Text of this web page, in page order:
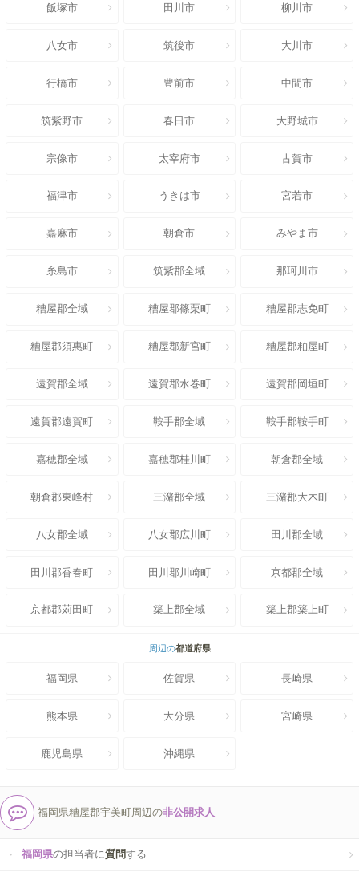
飯塚市 田川市 柳川市
八女市 筑後市 大川市
行橋市 豊前市 中間市
筑紫野市 春日市 大野城市
宗像市 太宰府市 古賀市
福津市 うきは市 宮若市
嘉麻市 朝倉市 みやま市
糸島市 筑紫郡全域 那珂川市
糟屋郡全域 糟屋郡篠栗町 糟屋郡志免町
糟屋郡須惠町 糟屋郡新宮町 糟屋郡粕屋町
遠賀郡全域 遠賀郡水巻町 遠賀郡岡垣町
遠賀郡遠賀町 鞍手郡全域 鞍手郡鞍手町
嘉穂郡全域 嘉穂郡桂川町 朝倉郡全域
朝倉郡東峰村 三潴郡全域 三潴郡大木町
八女郡全域 八女郡広川町 田川郡全域
田川郡香春町 田川郡川崎町 京都郡全域
京都郡苅田町 築上郡全域 築上郡築上町
周辺の都道府県
福岡県 佐賀県 長崎県
熊本県 大分県 宮崎県
鹿児島県 沖縄県
福岡県糟屋郡宇美町周辺の非公開求人
福岡県の担当者に質問する